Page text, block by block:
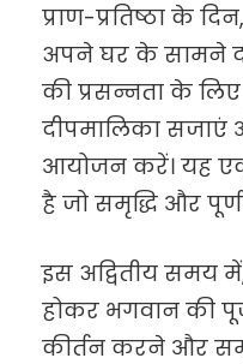
प्राण-प्रतिष्ठा के
अपने घर के सामने
की प्रसन्नता के
दीपमालिका सजाएं
आयोजन करें। यह
है जो समृद्धि और
इस अद्वितीय समय
होकर भगवान की
कीर्तन करने और